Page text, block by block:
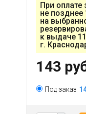
При оплате
не позднее
на
к выдаче
г.
143
Под заказ